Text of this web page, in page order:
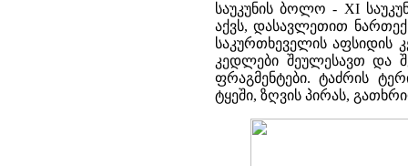
საუკუნის ბოლო - XI
აქვს, დასავლეთით
საკურთხეველის აფსიდის
კედლები შეულესავთ და
ფრაგმენტები. ტაძრის
ტყეში, ზღვის პირას,